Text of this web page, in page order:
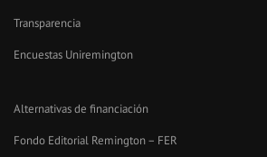
Transparencia
Encuestas Uniremington
Alternativas de financiación
Fondo Editorial Remington – FER